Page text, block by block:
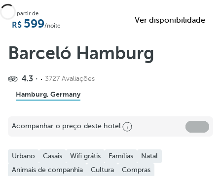
A partir de
599/noite
Ver disponibilidade
Barceló Hamburg
4.3 3727 Avaliações
Hamburg, Germany
Acompanhar o preço deste hotel
Urbano Casais Wifi grátis Famílias
Natal
Animais de companhia
Cultura Compras